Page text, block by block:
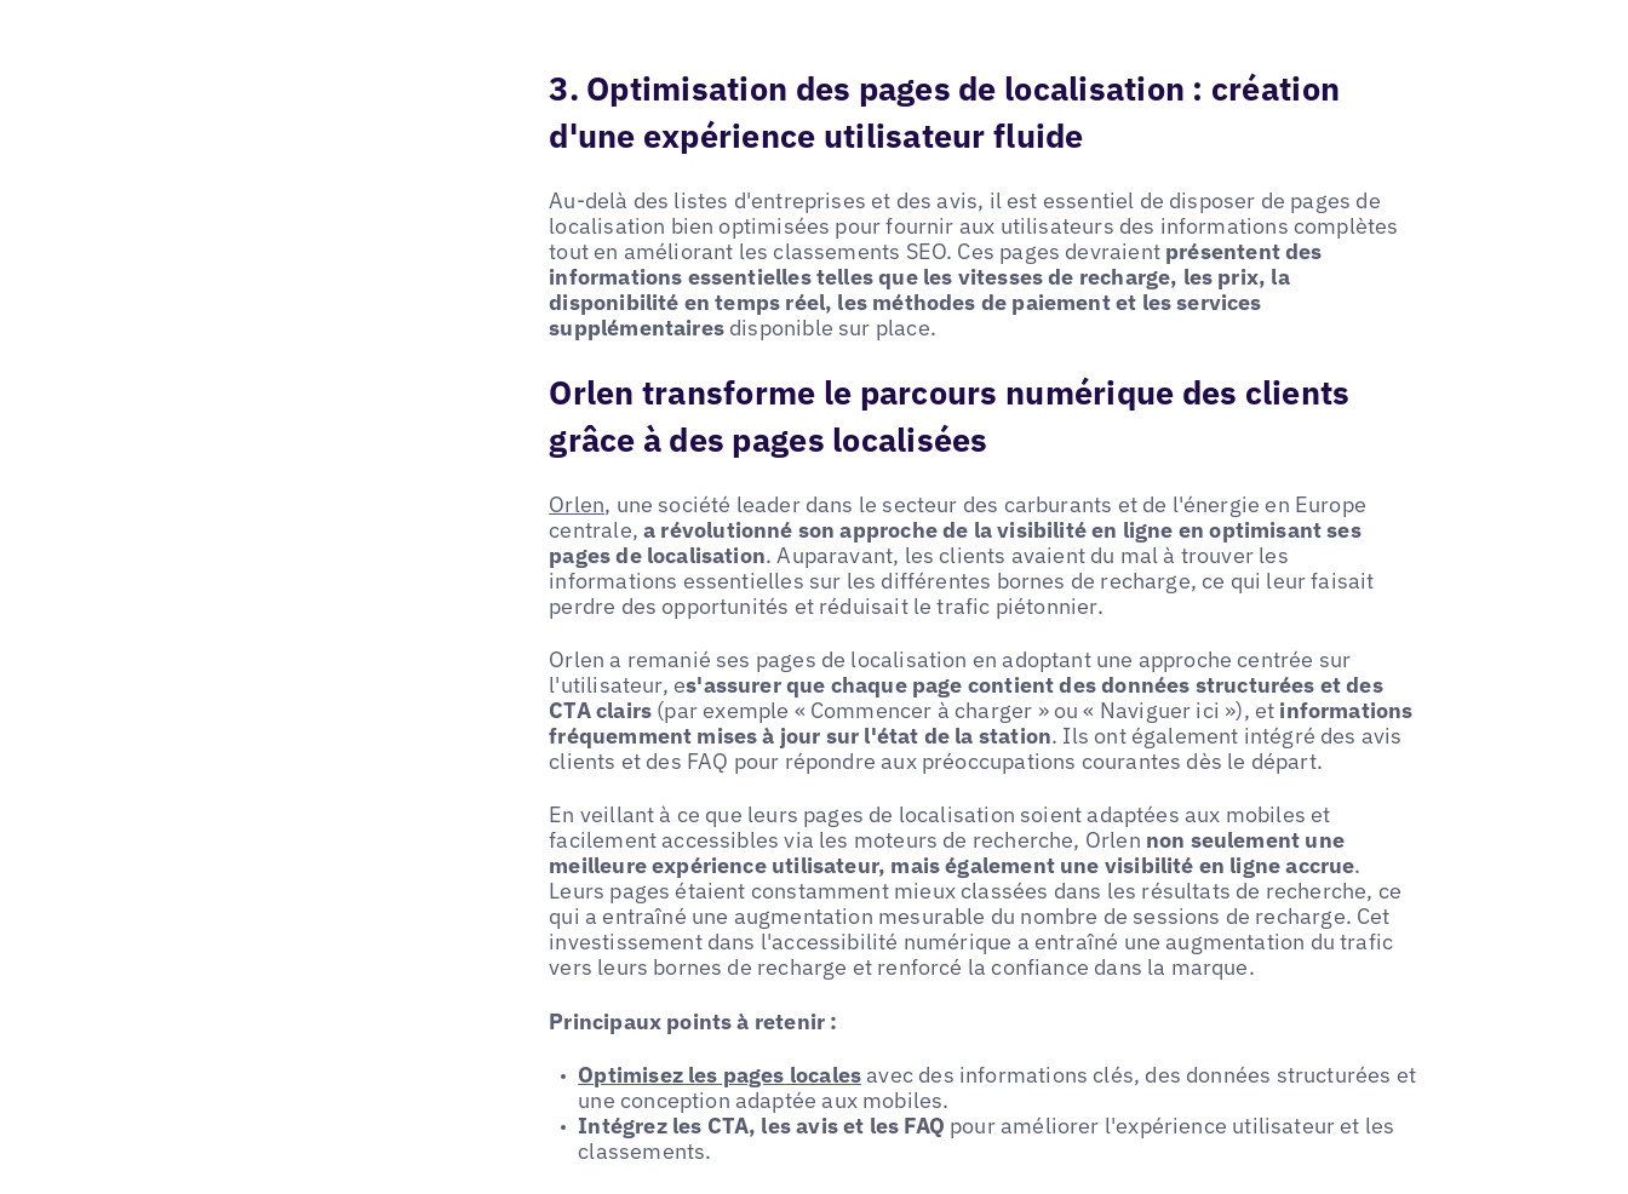
3. Optimisation des pages de localisation : création
d'une expérience utilisateur fluide
Au-delà des listes d'entreprises et des avis, il est essentiel de disposer de pages de
localisation bien optimisées pour fournir aux utilisateurs des informations complètes
tout en améliorant les classements SEO. Ces pages devraient présentent des
informations essentielles telles que les vitesses de recharge, les prix, la
disponibilité en temps réel, les méthodes de paiement et les services
supplémentairesdisponible sur place.
Orlen transforme le parcours numérique des clients
grâce à des pages localisées
Orlen, une société leader dans le secteur des carburants et de l'énergie en Europe
centrale,a révolutionné son approche de la visibilité en ligne en optimisant ses
pages de localisation. Auparavant, les clients avaient du mal à trouver les
informations essentielles sur les différentes bornes de recharge, ce qui leur faisait
perdre des opportunités et réduisait le trafic piétonnier.
Orlen a remanié ses pages de localisation en adoptant une approche centrée sur
l'utilisateur, es'assurer que chaque page contient des données structurées et des
CTA clairs (par exemple « Commencer à charger » ou « Naviguer ici »), et informations
fréquemment mises à jour sur l'état de la station. Ils ont également intégré des avis
clients et des FAQ pour répondre aux préoccupations courantes dès le départ.
En veillant à ce que leurs pages de localisation soient adaptées aux mobiles et
facilement accessibles via les moteurs de recherche, Orlen non seulement une
meilleure expérience utilisateur, mais également une visibilité en ligne accrue.
Leurs pages étaient constamment mieux classées dans les résultats de recherche, ce
qui a entraîné une augmentation mesurable du nombre de sessions de recharge. Cet
investissement dans l'accessibilité numérique a entraîné une augmentation du trafic
vers leurs bornes de recharge et renforcé la confiance dans la marque.
Principaux points à retenir :
Optimisez les pages localesavec des informations clés, des données structurées et
une conception adaptée aux mobiles.
Intégrez les CTA, les avis et les FAQ pour améliorer l'expérience utilisateur et les
classements.